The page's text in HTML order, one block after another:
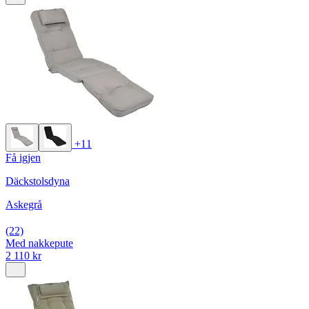
+11
Få igjen
Däckstolsdyna
Askegrå
(22)
Med nakkepute
2 110 kr